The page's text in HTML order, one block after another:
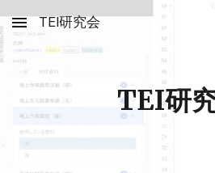
Skip to main content
TEI研究会
TEI研